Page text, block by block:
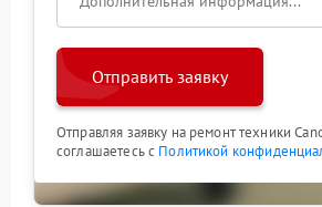
Отправить заявку
Отправляя заявку на ремонт техники
соглашаетесь с Политикой